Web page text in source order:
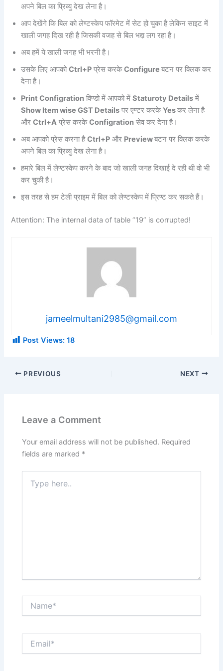
अपने बिल का प्रिव्यु देख लेना है।
आप देखेंगे कि बिल को लेण्टस्केप फॉरमेट में सेट हो चुका है लेकिन साइट में
खाली जगह दिख रही है जिसकी वजह से बिल भद्दा लग रहा है।
अब हमें ये खाली जगह भी भरनी है।
उसके लिए आपकोCtrl+P प्रेस करकेConfigureबटन पर क्लिक कर
देना है।
Print Configration विण्डो में आपको मेंStaturoty Details में
Show Item wise GST Details पर एण्टर करकेYesकर लेना है
औरCtrl+A प्रेस करकेConfigration सेव कर देना है।
अब आपको प्रेस करना हैCtrl+P और Previewबटन पर क्लिक करके
अपने बिल का प्रिव्यु देख लेना है।
हमारे बिल में लेण्टस्केप करने के बाद जो खाली जगह दिखाई दे रही थी वो भी
कर चुकी है।
इस तरह से हम टेली प्राइम में बिल को लेण्टस्केप में प्रिण्ट कर सकते हैं।
Attention: The internal data of table “19” is corrupted!
jameelmultani2985@gmail.com
Post Views: 18
PREVIOUS NEXT
Leave a Comment
Your email address will not be published. Required
fields are marked *
here..